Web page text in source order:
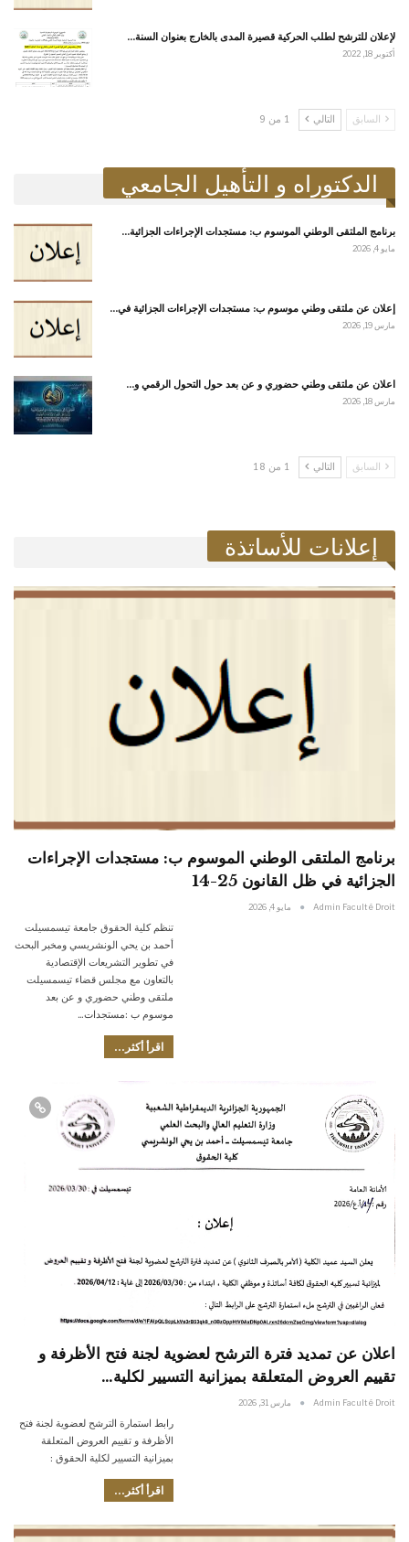
لإعلان للترشح لطلب الحركية قصيرة المدى بالخارج بعنوان السنة…
أكتوبر 18, 2022
السابق التالي 1 من 9
الدكتوراه و التأهيل الجامعي
برنامج الملتقى الوطني الموسوم ب: مستجدات الإجراءات الجزائية…
مايو 4, 2026
إعلان عن ملتقى وطني موسوم ب: مستجدات الإجراءات الجزائية في…
مارس 19, 2026
اعلان عن ملتقى وطني حضوري و عن بعد حول التحول الرقمي و…
مارس 18, 2026
السابق التالي 1 من 18
إعلانات للأساتذة
برنامج الملتقى الوطني الموسوم ب: مستجدات الإجراءات
الجزائية في ظل القانون 25-14
Admin Faculté Droit مايو 4, 2026
تنظم كلية الحقوق جامعة تيسمسيلت
أحمد بن يحي الونشريسي ومخبر البحث
في تطوير التشريعات الإقتصادية
بالتعاون مع مجلس قضاء تيسمسيلت
ملتقى وطني حضوري و عن بعد
موسوم ب :مستجدات…
اقرأ أكثر...
اعلان عن تمديد فترة الترشح لعضوية لجنة فتح الأظرفة و
تقييم العروض المتعلقة بميزانية التسيير لكلية…
Admin Faculté Droit مارس 31, 2026
رابط استمارة الترشح لعضوية لجنة فتح
الأظرفة و تقييم العروض المتعلقة
بميزانية التسيير لكلية الحقوق :
اقرأ أكثر...